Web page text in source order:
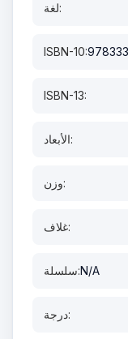
لغة:
ISBN-10:
ISBN-13:
الأبعاد:
وزن:
غلاف:
سلسلة:N/A
درجة: